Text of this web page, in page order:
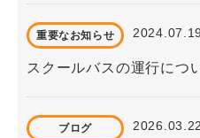
重要なお知らせ 2024.07.19
スクールバスの運行につ
ブログ 2026.03.22